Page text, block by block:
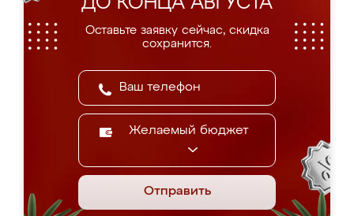
Оставьте заявку сейчас, скидка
сохранится.
Желаемый бюджет
Отправить